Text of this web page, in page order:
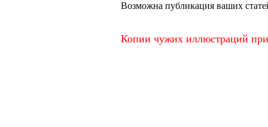
Возможна публикация ваших
Копии чужих иллюстраций